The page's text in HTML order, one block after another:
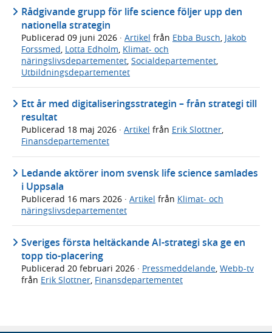
Rådgivande grupp för life science följer upp den
nationella strategin
Publicerad 09 juni 2026 · Artikel från Ebba Busch Jakob
Forssmed Lotta Edholm Klimat- och
näringslivsdepartementet Socialdepartementet
Utbildningsdepartementet
Ett år med digitaliseringsstrategin – från strategi till
resultat
Publicerad 18 maj 2026 · Artikel från Erik Slottner,
Finansdepartementet
Ledande aktörer inom svensk life science samlades
i Uppsala
Publicerad 16 mars 2026 · Artikel från Klimat- och
näringslivsdepartementet
Sveriges första heltäckande AI-strategi ska ge en
topp tio-placering
Publicerad 20 februari 2026 · Pressmeddelande Webb-tv
från Erik Slottner Finansdepartementet